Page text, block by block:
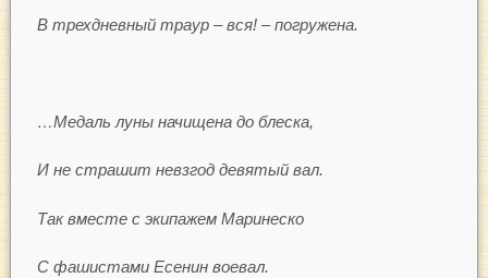
В трехдневный траур – вся! – погружена.
…Медаль луны начищена до блеска,
И не страшит невзгод девятый вал.
Так вместе с экипажем Маринеско
С фашистами Есенин воевал.